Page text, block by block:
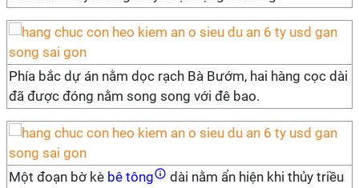
Phía bắc dự án nằm dọc rạch Bà Bướm, hai hàng cọc dài
đã được đóng nằm song song với đê bao.
Một đoạn bờ kè bê tông
dài nằm ẩn hiện khi thủy triều